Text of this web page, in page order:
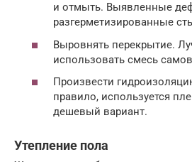
и отмыть. Выявленные
разгерметизированные
Выровнять перекрытие.
использовать смесь
Произвести
правило, используется
дешевый вариант.
Утепление пола